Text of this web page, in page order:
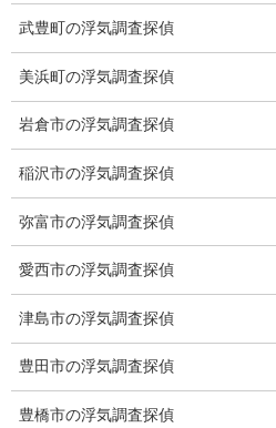
【出張面談いたします】
愛知県内でご面談場所のご要望がご
武豊町の浮気調査探偵
美浜町の浮気調査探偵
岩倉市の浮気調査探偵
稲沢市の浮気調査探偵
弥富市の浮気調査探偵
愛西市の浮気調査探偵
津島市の浮気調査探偵
豊田市の浮気調査探偵
豊橋市の浮気調査探偵